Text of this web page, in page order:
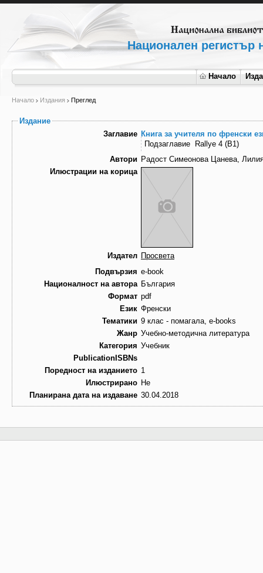
Национален регистър
Начало
Начало Издания Преглед
Издание
Заглавие Книга за учителя по френски
Подзаглавие
Rallye 4 (B1)
Автори Радост Симеонова Цанева,
Илюстрации на корица
Издател Просвета
Подвързия e-book
Националност на автора България
Формат pdf
Език Френски
Тематики 9 клас - помагала, e-books
Жанр Учебно-методична литература
Категория Учебник
PublicationISBNs
Поредност на изданието 1
Илюстрирано Не
Планирана дата на издаване 30.04.2018